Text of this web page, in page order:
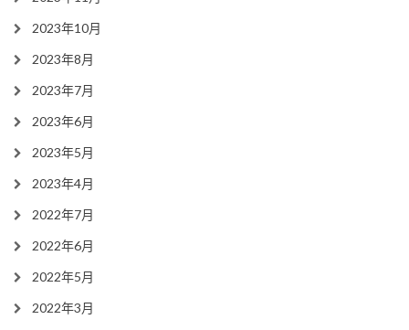
2023年10月
2023年8月
2023年7月
2023年6月
2023年5月
2023年4月
2022年7月
2022年6月
2022年5月
2022年3月